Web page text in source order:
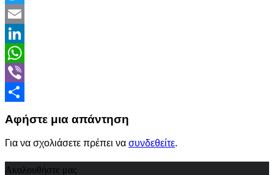
Twitter
Email
LinkedIn
WhatsApp
Viber
Αφήστε μια απάντηση
Για να σχολιάσετε πρέπει να συνδεθείτε.
Ακολουθήστε μας